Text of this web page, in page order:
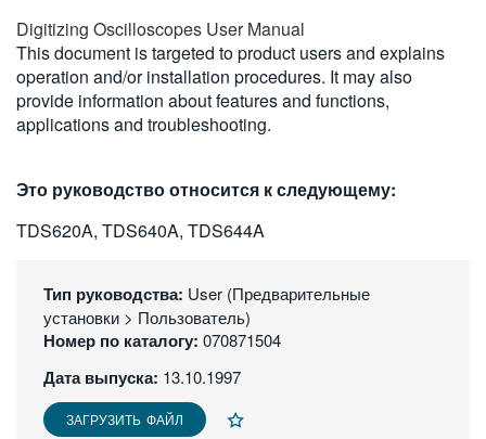
FRANÇAIS
DEUTSCH
VIỆT NAM
繁體中文
Digitizing Oscilloscopes User Manual
This document is targeted to product users and explains
operation and/or installation procedures. It may also
provide information about features and functions,
applications and troubleshooting.
Это руководство относится к следующему:
TDS620A, TDS640A, TDS644A
Тип руководства: User (Предварительные
установки > Пользователь)
Номер по каталогу: 070871504
Дата выпуска: 13.10.1997
ЗАГРУЗИТЬ ФАЙЛ